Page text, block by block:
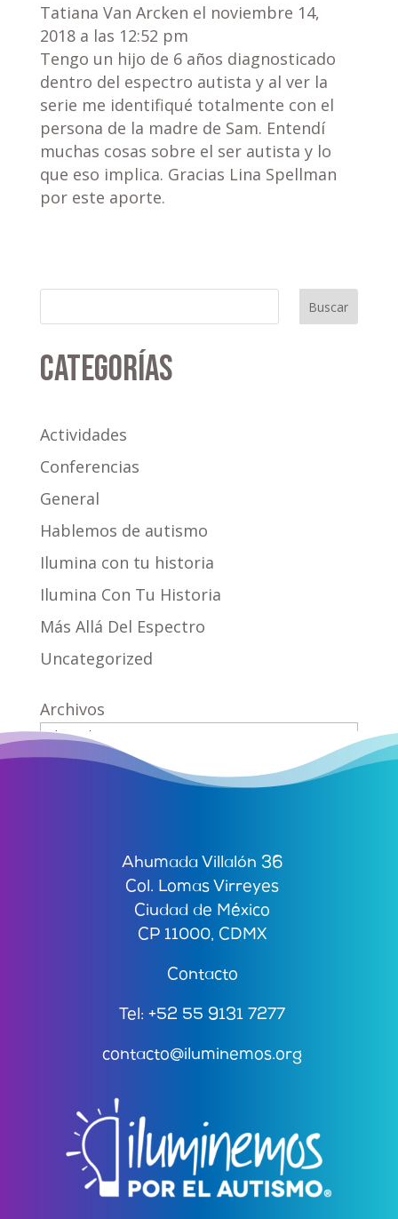
Tatiana Van Arcken el noviembre 14,
2018 a las 12:52 pm
Tengo un hijo de 6 años diagnosticado
dentro del espectro autista y al ver la
serie me identifiqué totalmente con el
persona de la madre de Sam. Entendí
muchas cosas sobre el ser autista y lo
que eso implica. Gracias Lina Spellman
por este aporte.
Buscar
Categorías
Actividades
Conferencias
General
Hablemos de autismo
Ilumina con tu historia
Ilumina Con Tu Historia
Más Allá Del Espectro
Uncategorized
Archivos
Ahumada Villalón 36
Col. Lomas Virreyes
Ciudad de México
CP 11000, CDMX
Contacto
Tel: +52 55 9131 7277
contacto@iluminemos.org